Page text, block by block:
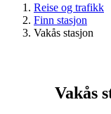
Reise og trafikk
Finn stasjon
Vakås stasjon
Vakås